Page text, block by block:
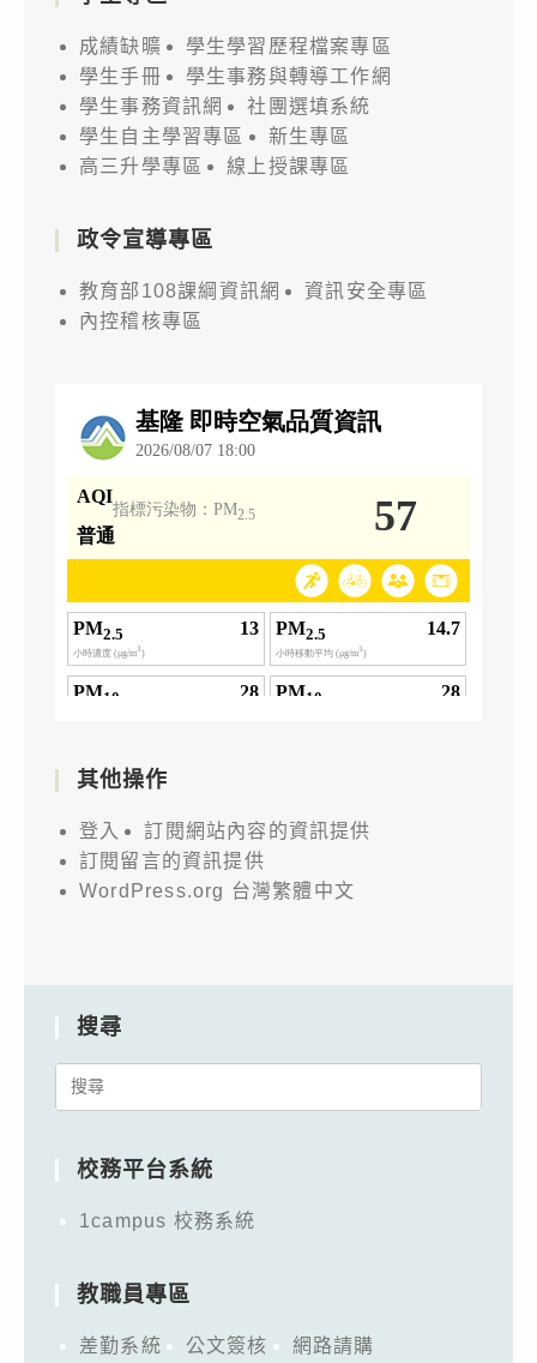
成績缺曠
學生學習歷程檔案專區
學生手冊
學生事務與轉導工作網
學生事務資訊網
社團選填系統
學生自主學習專區
新生專區
高三升學專區
線上授課專區
政令宣導專區
教育部108課綱資訊網
資訊安全專區
內控稽核專區
其他操作
登入
訂閱網站內容的資訊提供
訂閱留言的資訊提供
WordPress.org 台灣繁體中文
搜尋
Search
校務平台系統
1campus 校務系統
教職員專區
差勤系統 公文簽核
網路請購